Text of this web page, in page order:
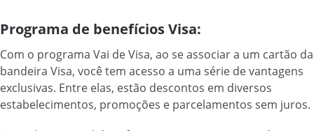
Programa de benefícios Visa:
Com o programa Vai de Visa, ao se associar a um cartão da
bandeira Visa, você tem acesso a uma série de vantagens
exclusivas. Entre elas, estão descontos em diversos
estabelecimentos, promoções e parcelamentos sem juros.